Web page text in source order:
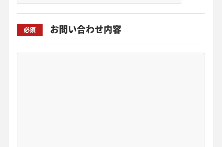
必須 お問い合わせ内容